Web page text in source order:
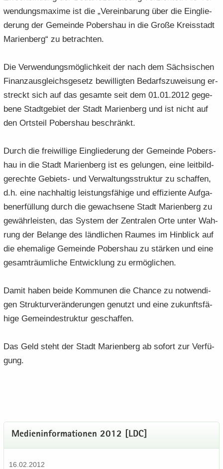
wen­dungs­ma­xi­me ist die „Ver­ein­ba­rung über die Ein­glie­
de­rung der Ge­mein­de Pobers­hau in die Große Kreis­stadt
Ma­ri­en­berg“ zu be­trach­ten.
Die Ver­wen­dungs­mög­lich­keit der nach dem Säch­si­schen
Fi­nanz­aus­gleichs­ge­setz be­wil­lig­ten Be­darfs­zu­wei­sung er­
streckt sich auf das ge­sam­te seit dem 01.01.2012 ge­ge­
be­ne Stadt­ge­biet der Stadt Ma­ri­en­berg und ist nicht auf
den Orts­teil Pobers­hau be­schränkt.
Durch die frei­wil­li­ge Ein­glie­de­rung der Ge­mein­de Pobers­
hau in die Stadt Ma­ri­en­berg ist es ge­lun­gen, eine leit­bild­
ge­rech­te Gebiets-​ und Ver­wal­tungs­struk­tur zu schaf­fen,
d.h. eine nach­hal­tig leis­tungs­fä­hi­ge und ef­fi­zi­en­te Auf­ga­
ben­er­fül­lung durch die ge­wach­se­ne Stadt Ma­ri­en­berg zu
ge­währ­leis­ten, das Sys­tem der Zen­tra­len Orte unter Wah­
rung der Be­lan­ge des länd­li­chen Rau­mes im Hin­blick auf
die ehe­ma­li­ge Ge­mein­de Pobers­hau zu stär­ken und eine
ge­samt­räum­li­che Ent­wick­lung zu er­mög­li­chen.
Damit haben beide Kom­mu­nen die Chan­ce zu not­wen­di­
gen Struk­tur­ver­än­de­run­gen ge­nutzt und eine zu­kunfts­fä­
hi­ge Ge­mein­de­struk­tur ge­schaf­fen.
Das Geld steht der Stadt Ma­ri­en­berg ab so­fort zur Ver­fü­
gung.
Me­di­en­in­for­ma­tio­nen 2012 [LDC]
16.02.2012